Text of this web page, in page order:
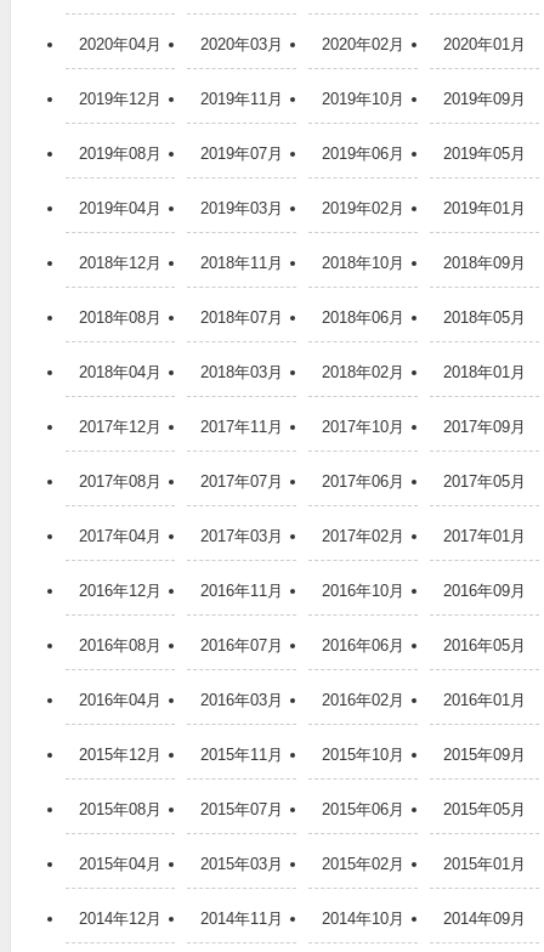
2020年04月 2020年03月 2020年02月 2020年01月
2019年12月 2019年11月 2019年10月 2019年09月
2019年08月 2019年07月 2019年06月 2019年05月
2019年04月 2019年03月 2019年02月 2019年01月
2018年12月 2018年11月 2018年10月 2018年09月
2018年08月 2018年07月 2018年06月 2018年05月
2018年04月 2018年03月 2018年02月 2018年01月
2017年12月 2017年11月 2017年10月 2017年09月
2017年08月 2017年07月 2017年06月 2017年05月
2017年04月 2017年03月 2017年02月 2017年01月
2016年12月 2016年11月 2016年10月 2016年09月
2016年08月 2016年07月 2016年06月 2016年05月
2016年04月 2016年03月 2016年02月 2016年01月
2015年12月 2015年11月 2015年10月 2015年09月
2015年08月 2015年07月 2015年06月 2015年05月
2015年04月 2015年03月 2015年02月 2015年01月
2014年12月 2014年11月 2014年10月 2014年09月